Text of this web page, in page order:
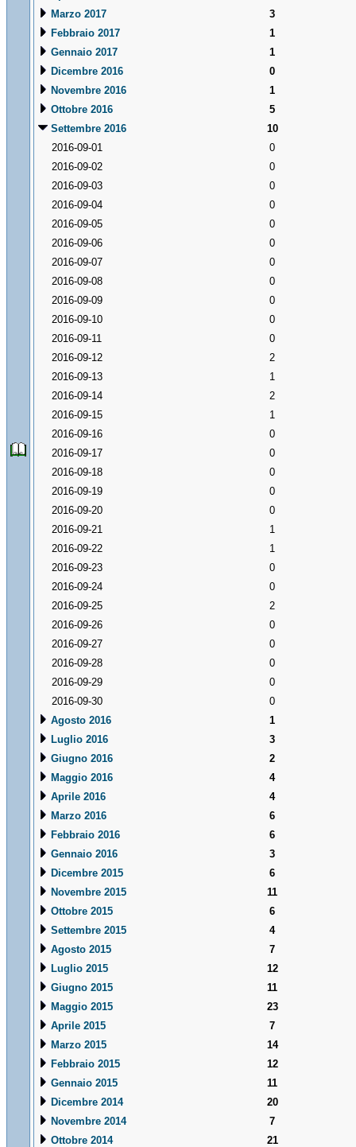
Marzo 2017
3
Febbraio 2017
1
Gennaio 2017
1
Dicembre 2016
0
Novembre 2016
1
Ottobre 2016
5
Settembre 2016
10
2016-09-01
0
2016-09-02
0
2016-09-03
0
2016-09-04
0
2016-09-05
0
2016-09-06
0
2016-09-07
0
2016-09-08
0
2016-09-09
0
2016-09-10
0
2016-09-11
0
2016-09-12
2
2016-09-13
1
2016-09-14
2
2016-09-15
1
2016-09-16
0
2016-09-17
0
2016-09-18
0
2016-09-19
0
2016-09-20
0
2016-09-21
1
2016-09-22
1
2016-09-23
0
2016-09-24
0
2016-09-25
2
2016-09-26
0
2016-09-27
0
2016-09-28
0
2016-09-29
0
2016-09-30
0
Agosto 2016
1
Luglio 2016
3
Giugno 2016
2
Maggio 2016
4
Aprile 2016
4
Marzo 2016
6
Febbraio 2016
6
Gennaio 2016
3
Dicembre 2015
6
Novembre 2015
11
Ottobre 2015
6
Settembre 2015
4
Agosto 2015
7
Luglio 2015
12
Giugno 2015
11
Maggio 2015
23
Aprile 2015
7
Marzo 2015
14
Febbraio 2015
12
Gennaio 2015
11
Dicembre 2014
20
Novembre 2014
7
Ottobre 2014
21